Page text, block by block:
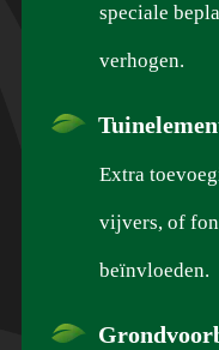
speciale
verhogen.
Extra
vijvers, of
beïnvloeden.